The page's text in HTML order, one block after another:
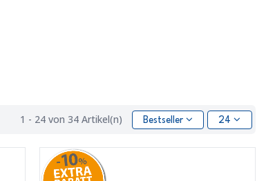
1 - 24 von 34 Artikel(n) Bestseller 24